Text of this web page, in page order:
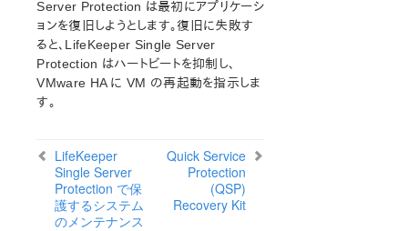
テクニカルノート
LifeKeeper for Linux スタートアップガイド
LifeKeeper for Linux インストレーションガイド
LifeKeeper 環境のセットアップ
LifeKeeperソフトウェアのインストール
セットアップスクリプトの操作
LifeKeeper インストールの確認
Server Protection は最初にアプリケーシ
ョンを復旧しようとします。復旧に失敗す
ると、LifeKeeper Single Server
Protection はハートビートを抑制し、
VMware HA に VM の再起動を指示しま
す。
LifeKeeper
Single Server
Protection で保
護するシステム
のメンテナンス
Quick Service
Protection
(QSP)
Recovery Kit